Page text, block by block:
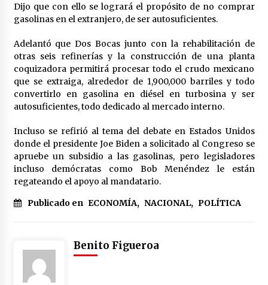
Dijo que con ello se logrará el propósito de no comprar
gasolinas en el extranjero, de ser autosuficientes.
Adelantó que Dos Bocas junto con la rehabilitación de
otras seis refinerías y la construcción de una planta
coquizadora permitirá procesar todo el crudo mexicano
que se extraiga, alrededor de 1,900,000 barriles y todo
convertirlo en gasolina en diésel en turbosina y ser
autosuficientes, todo dedicado al mercado interno.
Incluso se refirió al tema del debate en Estados Unidos
donde el presidente Joe Biden a solicitado al Congreso se
apruebe un subsidio a las gasolinas, pero legisladores
incluso demócratas como Bob Menéndez le están
regateando el apoyo al mandatario.
Publicado en ECONOMÍA, NACIONAL, POLÍTICA
Benito Figueroa